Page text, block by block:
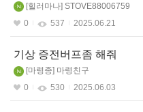
힐러마나 STOVE88006759
0
537 2025.06.21
기상 증전버프좀 해줘
마령종 마령친구
0
530 2025.06.03